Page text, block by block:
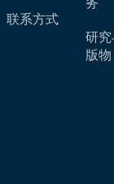
联系方式
研
版